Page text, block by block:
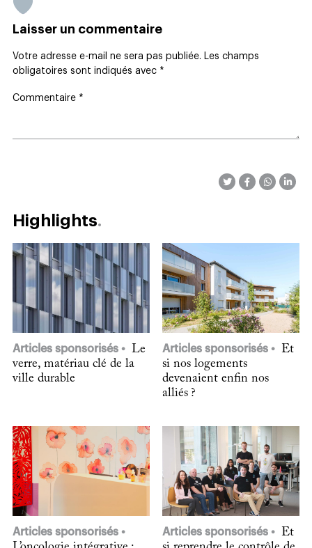
Laisser un commentaire
Votre adresse e-mail ne sera pas publiée. Les champs
obligatoires sont indiqués avec *
Commentaire *
Highlights
Articles sponsorisés
Le
verre, matériau clé de la
ville durable
Articles sponsorisés
Et
si nos logements
devenaient enfin nos
alliés ?
Articles sponsorisés Articles sponsorisés
Et